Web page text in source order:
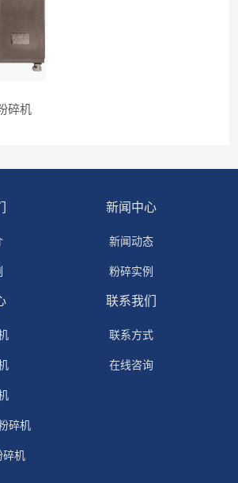
碎机
新闻中心
新闻动态
粉碎实例
碎机
碎机
联系我们
联系方式
在线咨询